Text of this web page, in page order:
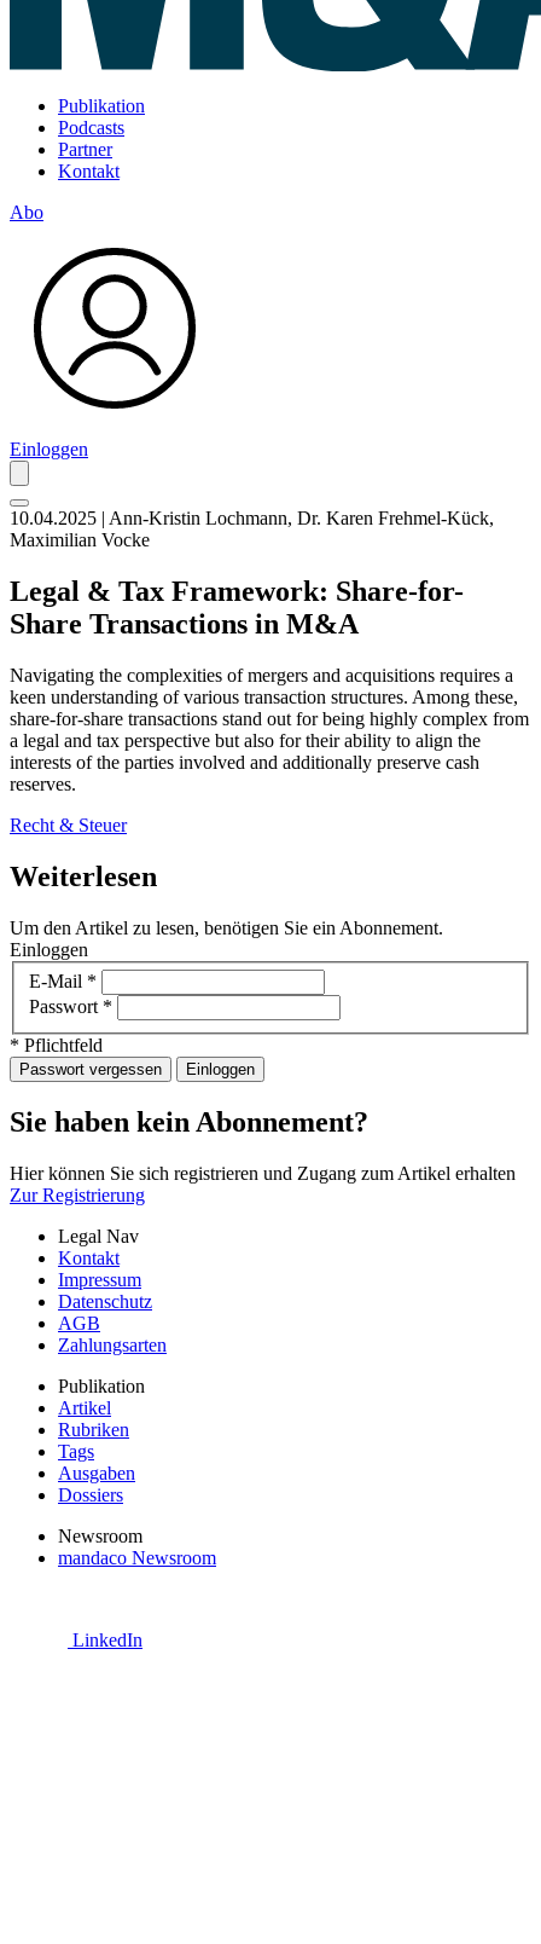
Publikation
Podcasts
Partner
Kontakt
Abo
Einloggen
10.04.2025 | Ann-Kristin Lochmann, Dr. Karen Frehmel-Kück,
Maximilian Vocke
Legal & Tax Framework: Share-for-
Share Transactions in M&A
Navigating the complexities of mergers and acquisitions requires a
keen understanding of various transaction structures. Among these,
share-for-share transactions stand out for being highly complex from
a legal and tax perspective but also for their ability to align the
interests of the parties involved and additionally preserve cash
reserves.
Recht & Steuer
Weiterlesen
Um den Artikel zu lesen, benötigen Sie ein Abonnement.
Einloggen
E-Mail *
Passwort *
* Pflichtfeld
Passwort vergessen Einloggen
Sie haben kein Abonnement?
Hier können Sie sich registrieren und Zugang zum Artikel erhalten
Zur Registrierung
Legal Nav
Kontakt
Impressum
Datenschutz
AGB
Zahlungsarten
Publikation
Artikel
Rubriken
Tags
Ausgaben
Dossiers
Newsroom
mandaco Newsroom
LinkedIn